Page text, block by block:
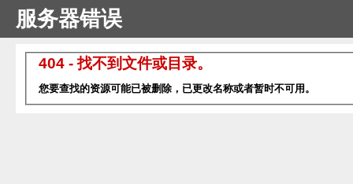
服务器错误
404 - 找不到文件或目录。
您要查找的资源可能已被删除，已更改名称或者暂时不可用。